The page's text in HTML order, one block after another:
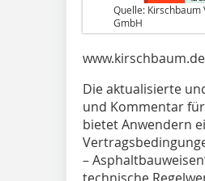
Quelle: Kirschbaum
GmbH
www.kirschbaum.de
Die aktualisierte
und Kommentar
bietet Anwendern
–